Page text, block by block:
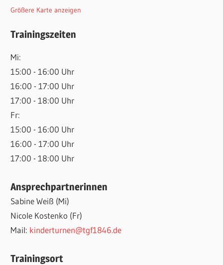
Größere Karte anzeigen
Trainingszeiten
Mi:
15:00 - 16:00 Uhr
16:00 - 17:00 Uhr
17:00 - 18:00 Uhr
Fr:
15:00 - 16:00 Uhr
16:00 - 17:00 Uhr
17:00 - 18:00 Uhr
Ansprechpartnerinnen
Sabine Weiß (Mi)
Nicole Kostenko (Fr)
Mail: kinderturnen@tgf1846.de
Trainingsort